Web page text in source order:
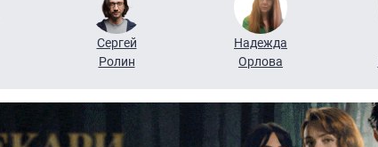
Сергей
Ролин
Надежда
Орлова